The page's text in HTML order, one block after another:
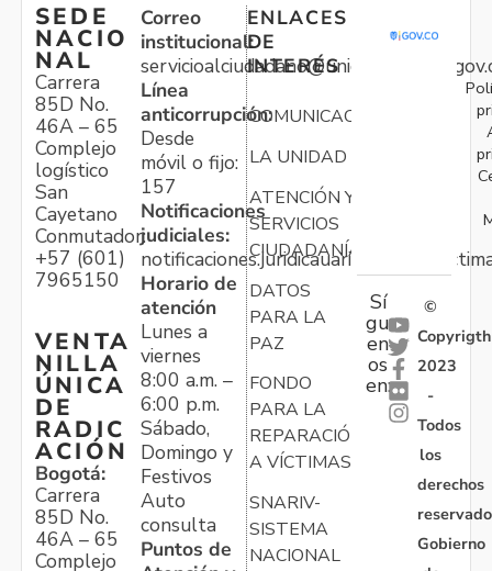
SEDE
NACIO
NAL
Carrera
85D No.
46A – 65
Complejo
logístico
San
Cayetano
Conmutador:
+57 (601)
7965150
VENTA
NILLA
ÚNICA
DE
RADIC
ACIÓN
Bogotá:
Carrera
85D No.
46A – 65
Complejo
Correo
institucional:
Línea
anticorrupción:
Desde
móvil o fijo:
157
Notificaciones
judiciales:
Horario de
atención
Lunes a
viernes
8:00 a.m. –
6:00 p.m.
Sábado,
Domingo y
Festivos
Auto
consulta
Puntos de
ENLACES
DE
INTERÉS
COMUNICACIONES
LA UNIDAD
ATENCIÓN Y
SERVICIOS
CIUDADANÍA
DATOS
PARA LA
PAZ
FONDO
PARA LA
REPARACIÓN
A VÍCTIMAS
SNARIV-
SISTEMA
NACIONAL
Sí
gu
en
os
en:
©
Copyrigth
2023
-
Todos
los
derechos
Gobierno